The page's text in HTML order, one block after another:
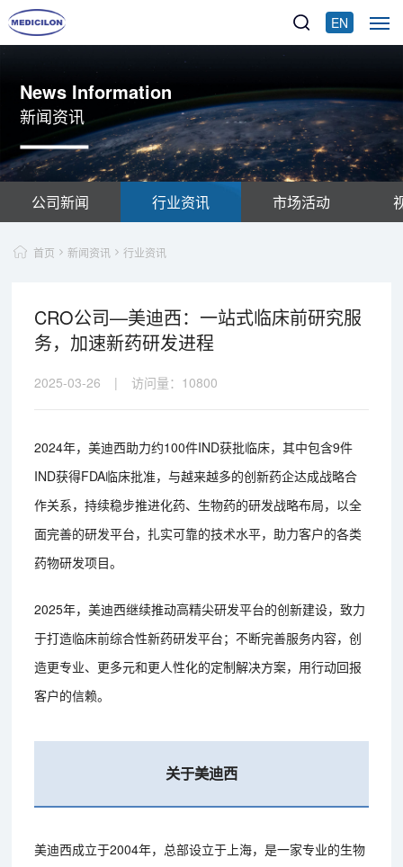
EN
News Information
新闻资讯
公司新闻 行业资讯 市场活动
首页 新闻资讯 行业资讯
CRO公司—美迪西：一站式临床前研究服
务，加速新药研发进程
2025-03-26 | 访问量： 10800
2024年，美迪西助力约100件IND获批临床，其中包含9件
IND获得FDA临床批准，与越来越多的创新药企达成战略合
作关系，持续稳步推进化药、生物药的研发战略布局，以全
面完善的研发平台，扎实可靠的技术水平，助力客户的各类
药物研发项目。
2025年，美迪西继续推动高精尖研发平台的创新建设，致力
于打造临床前综合性新药研发平台；不断完善服务内容，创
造更专业、更多元和更人性化的定制解决方案，用行动回报
客户的信赖。
关于美迪西
美迪西成立于2004年，总部设立于上海，是一家专业的生物